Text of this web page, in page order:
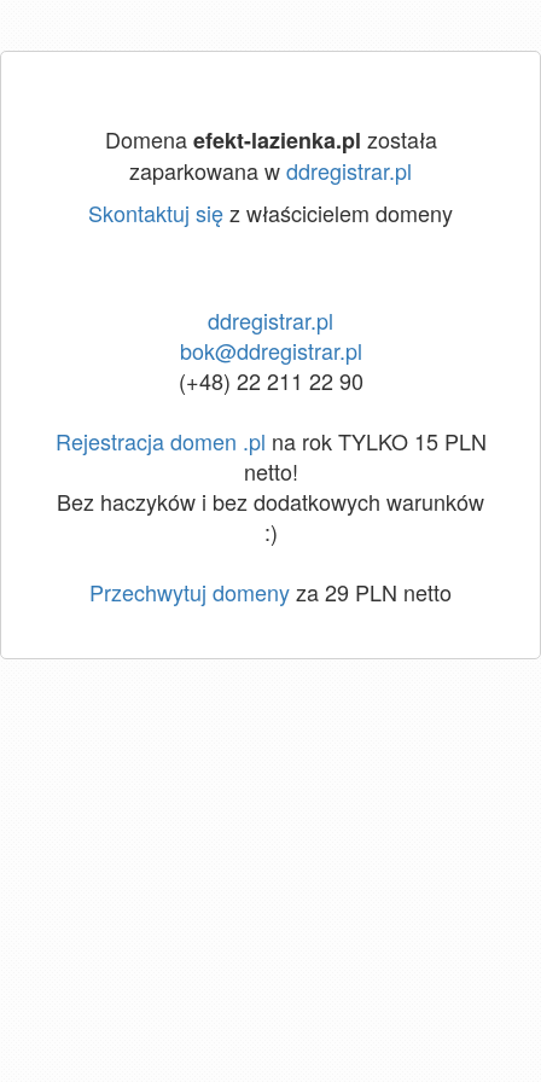
Domenaefekt-lazienka.pl została
zaparkowana wddregistrar.pl
Skontaktuj sięz właścicielem domeny
ddregistrar.pl
bok@ddregistrar.pl
(+48) 22 211 22 90
Rejestracja domen .pl na rok TYLKO 15 PLN
netto!
Bez haczyków i bez dodatkowych warunków
:)
Przechwytuj domenyza 29 PLN netto